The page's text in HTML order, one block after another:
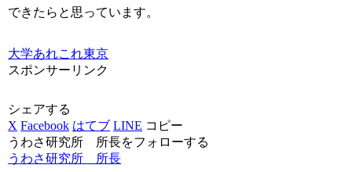
できたらと思っています。
大学あれこれ東京
スポンサーリンク
シェアする
X Facebook はてブ LINE コピー
うわさ研究所 所長をフォローする
うわさ研究所 所長